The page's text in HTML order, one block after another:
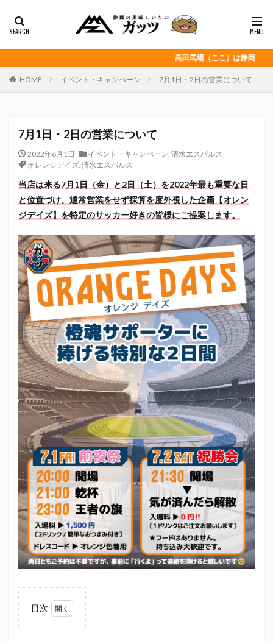
高田馬場（ここ）は静岡
HOME イベント・キャンぺーン 7月1日・2日の営業について
7月1日・2日の営業について
2022年6月1日 イベント・キャンぺーン, 清水エスパルス
オレンジデイズ, 清水エスパルス
当店は来る7月1日（金）と2日（土）を2022年最も重要な日
と位置づけ、通常営業をせず採算を度外視した企画【オレン
ジデイズ】を特定のサッカー好きの皆様にご提案します。
目次
富士宮やきそば 桜えび 浜松餃子
Jリーグ
Repubrew
いなば食品
いわてグルージャ盛岡
うなぎパイ
うなぎ芋
おがわ
おんな泣かせ
くふうハヤテベンチャーズ静岡
こっこ
たけしの挑戦状
たけし軍団
ちびまる子
アスルクラロ沼津
アビスパ福岡
アマンド娘
イカゲーム
インチキおじさん
エスエスケイフーズ
エスパルス登山部
エルゴラッソ
オレンジデイズ
カップヌードル
カツオ カミュ
ガッツ星人
ガンダム
キンミヤ クリアソン新宿
ゴウ清水
サウナしきじ
サガン鳥栖
サッポロビール
サッポロ黒ラベル
サンフレッチェ広島
シーラック
ジェフユナイテッド市原・千葉
ジュビロ磐田
セレッソ大阪
ダーツ トリイソース
ドラゴン
バリ勝男クン。
パルちゃん
パワー
ビックボンバーズ
ビッグボンバーズ
ベアードビール
ベルテックス静岡
ペスト
ペニーゆうすけ
ホッピー マッチ
ヤマダネコ
リベロ
ヴィッセル神戸 七尾たくあん
三和酒造
三和酒造場
三島カツオ
三遠ネオフェニックス
下島さん
京都サンガF.C.
伊東市
伊藤食品 伊豆急行
修善寺サイダー
初亀
初亀醸造 勉三さん
勝俣州和
吉田義元
名古屋グランパス 君盃酒造
周年祭
呼び込み君
埼玉西武ライオンズ
大道芸
天皇杯